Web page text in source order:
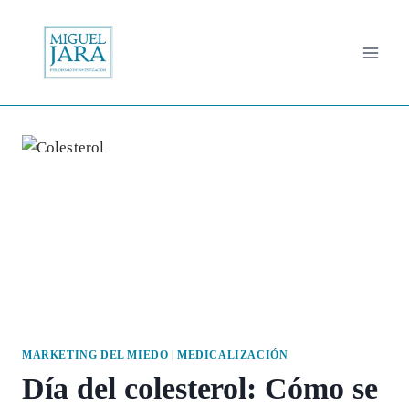
contenido
MARKETING DEL MIEDO |MEDICALIZACIÓN
Día del colesterol: Cómo se